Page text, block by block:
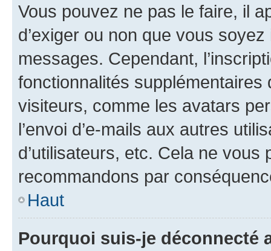
Vous pouvez ne pas le faire, il
d’exiger ou non que vous
messages. Cependant,
fonctionnalités
visiteurs, comme les avatars
l’envoi d’e-mails aux autres
d’utilisateurs, etc. Cela ne vous
recommandons par
Haut
Pourquoi suis-je déconnecté